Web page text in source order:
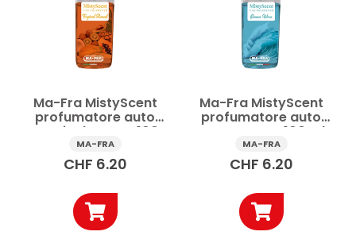
Ma-Fra MistyScent
profumatore auto
Tropical Sunset 100
ml
MA-FRA
CHF 6.20
Ma-Fra MistyScent
profumatore auto
Ocean Wave 100 ml
MA-FRA
CHF 6.20